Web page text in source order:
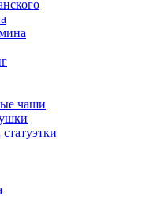
чаши